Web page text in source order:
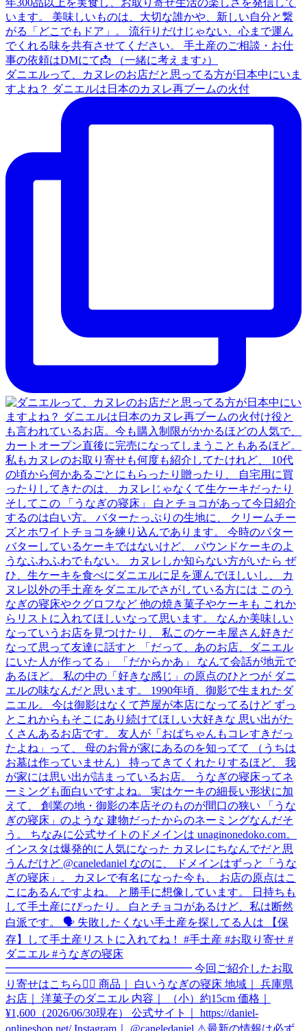
ダニエルって、カヌレのお店だと思ってる方が日本中にいま
すよね？ ダニエルは日本のカヌレ再ブームの火付